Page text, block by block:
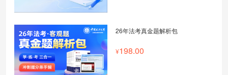
26年法考真金题解析包
198.00